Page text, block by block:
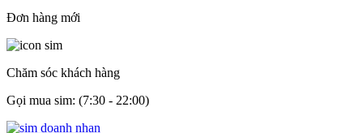
Đơn hàng mới
Chăm sóc khách hàng
Gọi mua sim: (7:30 - 22:00)